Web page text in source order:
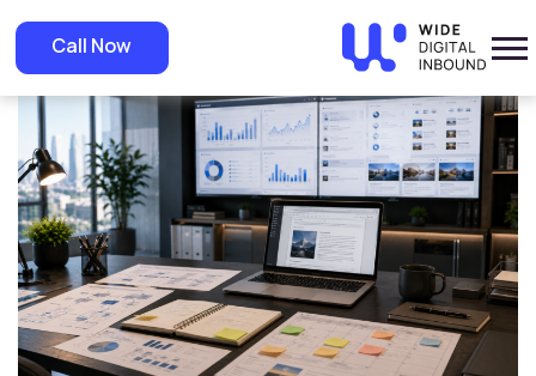
Call Now Home Blog
»
ما هي كتابة المحتوى؟ دليل شامل لكتابة محتوى يجذب العملاء
ويحقق النتائج